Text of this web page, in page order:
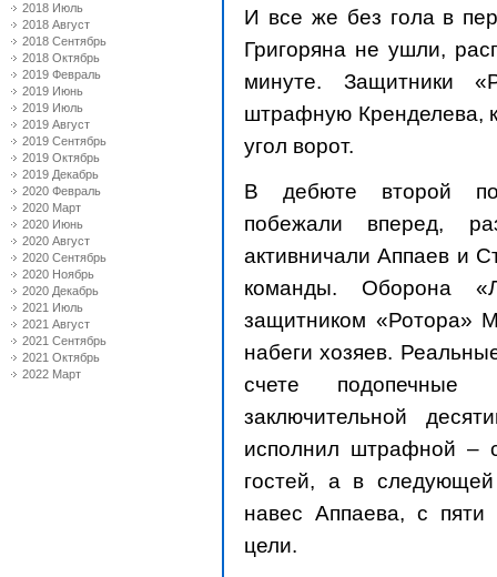
2018 Июль
2018 Август
2018 Сентябрь
2018 Октябрь
2019 Февраль
2019 Июнь
2019 Июль
2019 Август
2019 Сентябрь
2019 Октябрь
2019 Декабрь
2020 Февраль
2020 Март
2020 Июнь
2020 Август
2020 Сентябрь
2020 Ноябрь
2020 Декабрь
2021 Июль
2021 Август
2021 Сентябрь
2021 Октябрь
2022 Март
И все же без гола в
Григоряна не ушли,
минуте. Защитники
штрафную Кренделева,
угол ворот.
В дебюте второй
побежали вперед,
активничали Аппаев и
команды. Оборона
защитником «Ротора»
набеги хозяев.
счете
заключительной
исполнил штрафной –
гостей, а в
навес Аппаева, с пяти
цели.